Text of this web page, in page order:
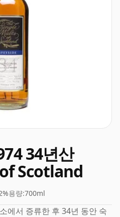
34년산
Scotland
용량:700ml
에서 증류한 후 34년 동안 숙